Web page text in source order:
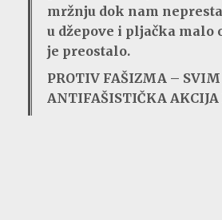
mržnju dok nam
u džepove i pljačka malo
je preostalo.
PROTIV FAŠIZMA –
ANTIFAŠISTIČKA AKCIJA